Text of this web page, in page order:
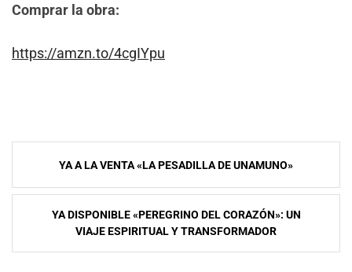
Comprar la obra:
https://amzn.to/4cgIYpu
Navegación
de
entradas
YA A LA VENTA «LA PESADILLA DE UNAMUNO»
YA DISPONIBLE «PEREGRINO DEL CORAZÓN»: UN
VIAJE ESPIRITUAL Y TRANSFORMADOR